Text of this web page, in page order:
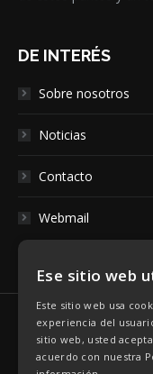
DE INTERÉS
Sobre nosotros
Noticias
Contacto
Webmail
Ese sitio web
Este sitio web usa
experiencia del
sitio web, usted
acuerdo con nuestra